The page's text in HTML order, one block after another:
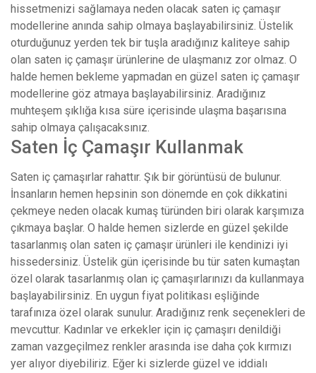
hissetmenizi sağlamaya neden olacak saten iç çamaşır
modellerine anında sahip olmaya başlayabilirsiniz. Üstelik
oturduğunuz yerden tek bir tuşla aradığınız kaliteye sahip
olan saten iç çamaşır ürünlerine de ulaşmanız zor olmaz. O
halde hemen bekleme yapmadan en güzel saten iç çamaşır
modellerine göz atmaya başlayabilirsiniz. Aradığınız
muhteşem şıklığa kısa süre içerisinde ulaşma başarısına
sahip olmaya çalışacaksınız.
Saten İç Çamaşır Kullanmak
Saten iç çamaşırlar rahattır. Şık bir görüntüsü de bulunur.
İnsanların hemen hepsinin son dönemde en çok dikkatini
çekmeye neden olacak kumaş türünden biri olarak karşımıza
çıkmaya başlar. O halde hemen sizlerde en güzel şekilde
tasarlanmış olan saten iç çamaşır ürünleri ile kendinizi iyi
hissedersiniz. Üstelik gün içerisinde bu tür saten kumaştan
özel olarak tasarlanmış olan iç çamaşırlarınızı da kullanmaya
başlayabilirsiniz. En uygun fiyat politikası eşliğinde
tarafınıza özel olarak sunulur. Aradığınız renk seçenekleri de
mevcuttur. Kadınlar ve erkekler için iç çamaşırı denildiği
zaman vazgeçilmez renkler arasında ise daha çok kırmızı
yer alıyor diyebiliriz. Eğer ki sizlerde güzel ve iddialı